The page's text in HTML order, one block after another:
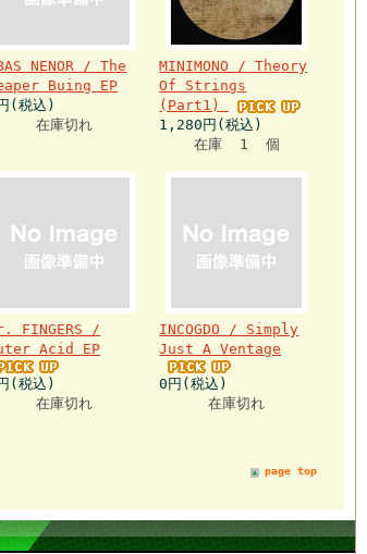
NENOR / The
Buing EP
(税込)
在庫切れ
MINIMONO / Theory
Of Strings
(Part1)
1,280円(税込)
在庫 1 個
FINGERS /
Acid EP
(税込)
在庫切れ
INCOGDO / Simply
Just A Ventage
0円(税込)
在庫切れ
page top